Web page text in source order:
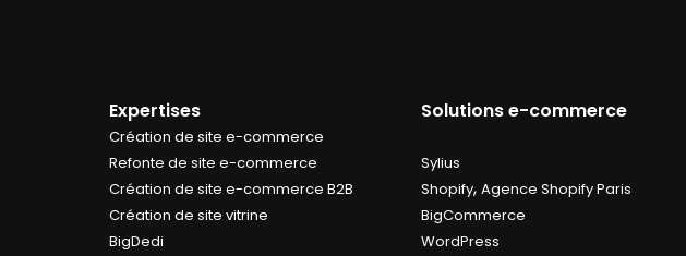
Expertises
Création de site e-commerce
Refonte de site e-commerce
Création de site e-commerce B2B
Création de site vitrine
BigDedi
Solutions e-commerce
Sylius
Shopify,Agence Shopify Paris
BigCommerce
WordPress